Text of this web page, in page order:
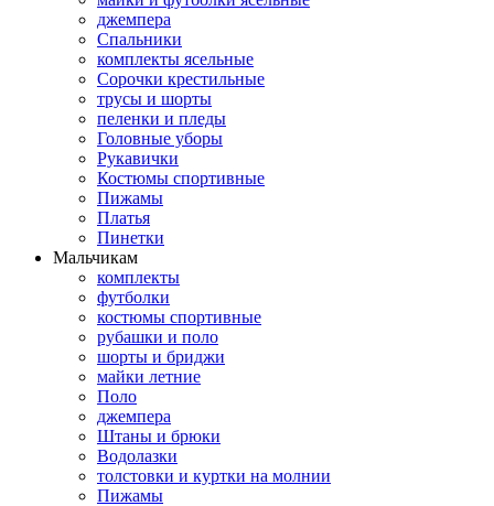
джемпера
Спальники
комплекты ясельные
Сорочки крестильные
трусы и шорты
пеленки и пледы
Головные уборы
Рукавички
Костюмы спортивные
Пижамы
Платья
Пинетки
Мальчикам
комплекты
футболки
костюмы спортивные
рубашки и поло
шорты и бриджи
майки летние
Поло
джемпера
Штаны и брюки
Водолазки
толстовки и куртки на молнии
Пижамы